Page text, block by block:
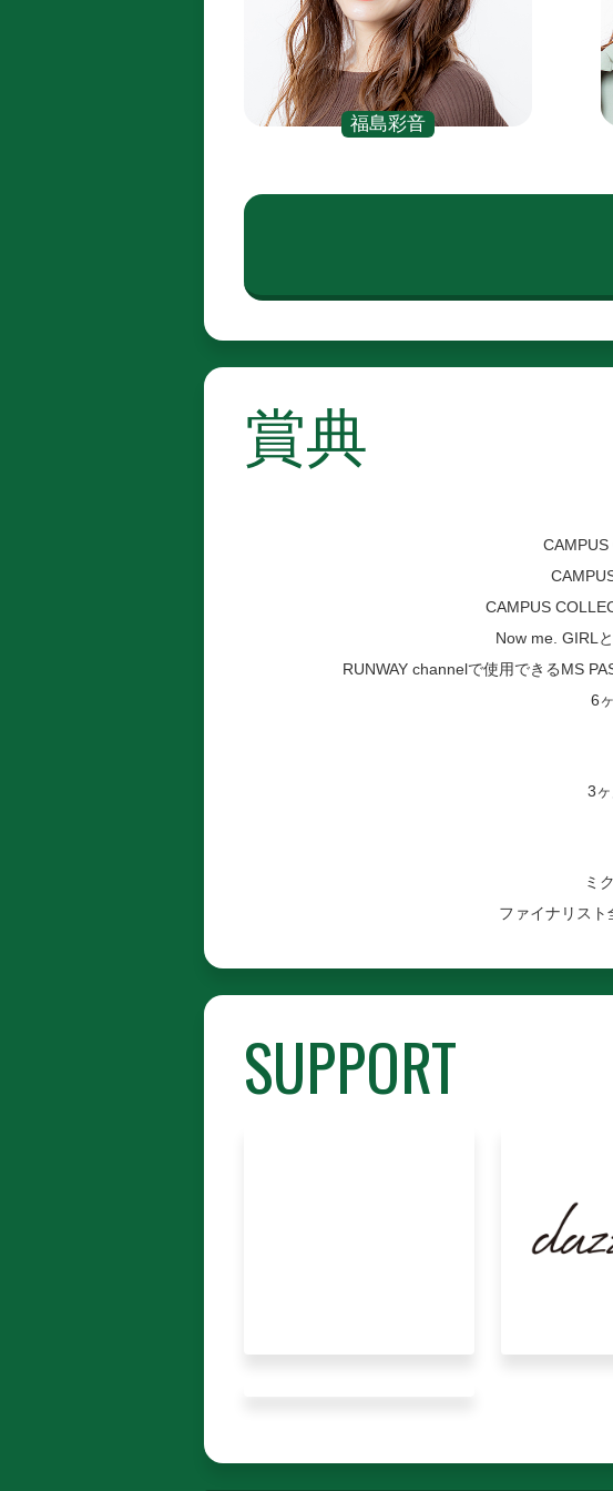
福島彩音
賞典
CAMPUS
Now me. GIRL
RUNWAY channelで使用できるMS
6
3
ミ
ファイナリス
SUPPORT